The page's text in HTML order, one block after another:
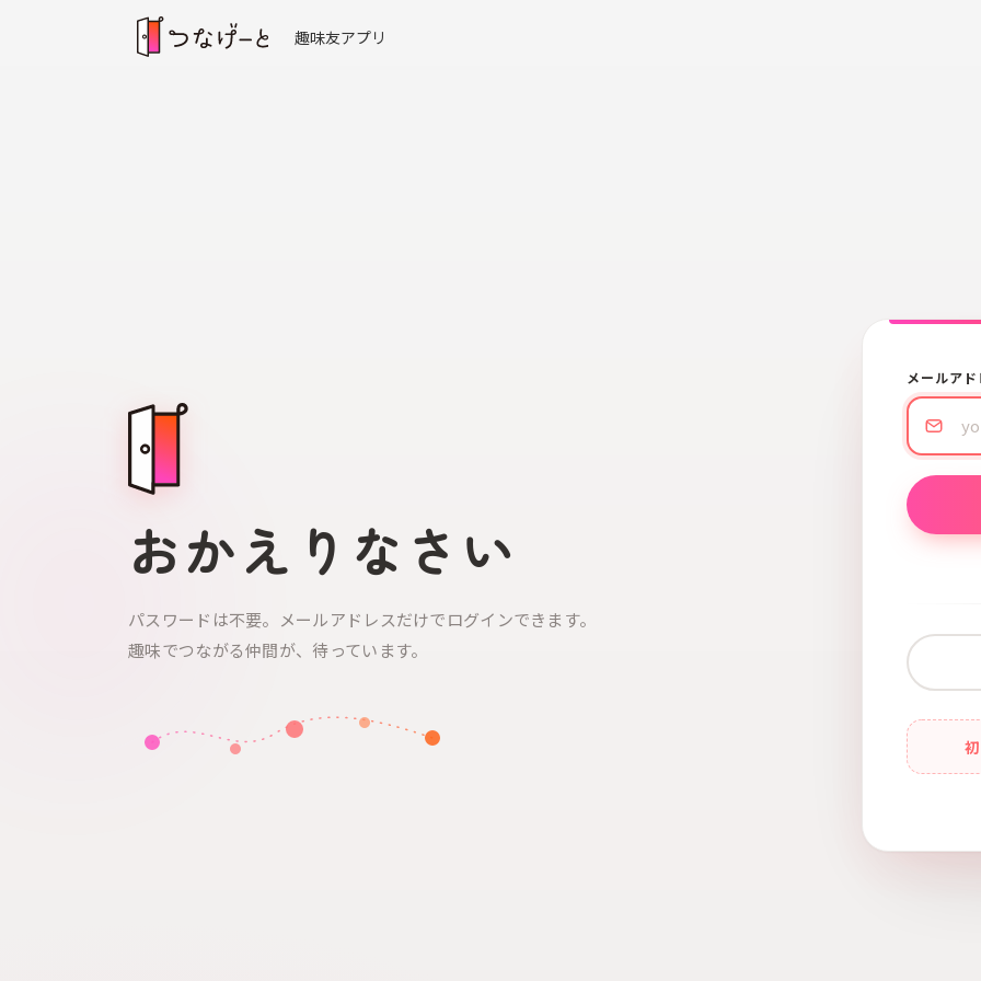
趣味友アプリ
おかえりなさい
パスワードは不要。メールアドレスだけでログインできます。
趣味でつながる仲間が、待っています。
メールア